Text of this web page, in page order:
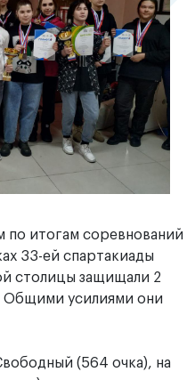
по итогам соревнований
33-ей спартакиады
столицы защищали 2
Общими усилиями они
(564 очка), на